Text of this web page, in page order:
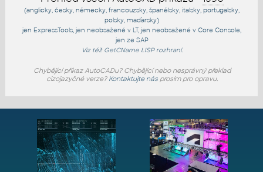
(anglicky, česky, německy, francouzsky, španělsky, italsky, portugalsky,
polsky, maďarsky)
jen ExpressTools , jen neobsažené v LT, jen neobsažené v Core Console
jen ze SAP
Viz též GetCNameLISP rozhraní.
Chybějící příkaz AutoCADu? Chybějící nebo nesprávný překlad
cizojazyčné verze? Kontaktujte násprosím pro opravu.